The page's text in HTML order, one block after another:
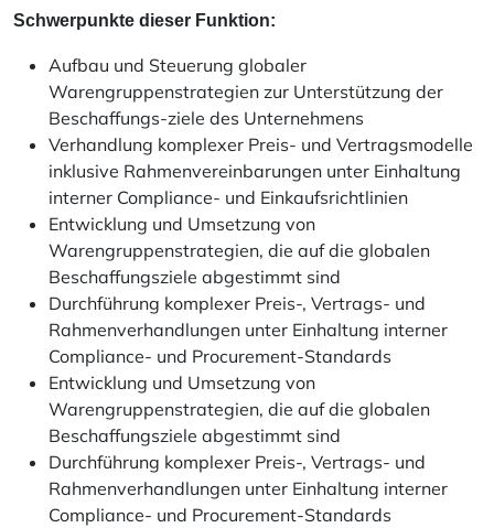
Schwerpunkte dieser Funktion:
Aufbau und Steuerung globaler
Warengruppenstrategien zur Unterstützung der
Beschaffungs-ziele des Unternehmens
Verhandlung komplexer Preis- und Vertragsmodelle
inklusive Rahmenvereinbarungen unter Einhaltung
interner Compliance- und Einkaufsrichtlinien
Entwicklung und Umsetzung von
Warengruppenstrategien, die auf die globalen
Beschaffungsziele abgestimmt sind
Durchführung komplexer Preis-, Vertrags- und
Rahmenverhandlungen unter Einhaltung interner
Compliance- und Procurement-Standards
Entwicklung und Umsetzung von
Warengruppenstrategien, die auf die globalen
Beschaffungsziele abgestimmt sind
Durchführung komplexer Preis-, Vertrags- und
Rahmenverhandlungen unter Einhaltung interner
Compliance- und Procurement-Standards